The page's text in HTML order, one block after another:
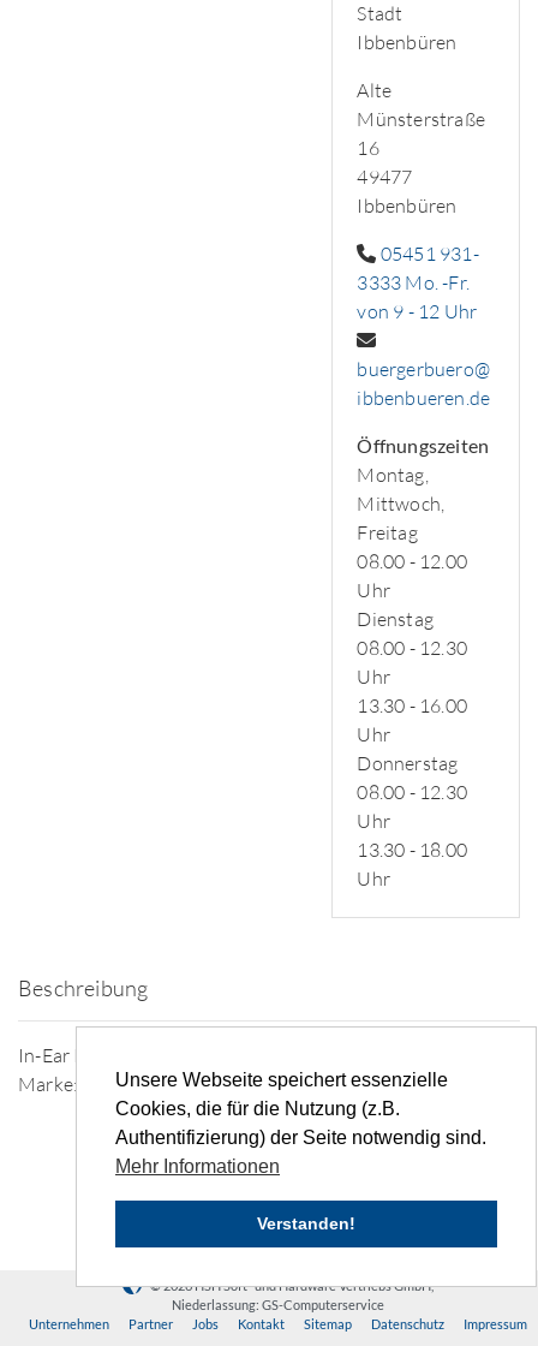
Unsere Webseite speichert essenzielle
Cookies, die für die Nutzung (z.B.
Authentifizierung) der Seite notwendig sind.
Mehr Informationen
Verstanden!
Stadt
Ibbenbüren
Alte
Münsterstraße
16
49477
Ibbenbüren
05451 931-
3333 Mo. -Fr.
von 9 - 12 Uhr
buergerbuero@
ibbenbueren.de
Öffnungszeiten
Montag,
Mittwoch,
Freitag
08.00 - 12.00
Uhr
Dienstag
08.00 - 12.30
Uhr
13.30 - 16.00
Uhr
Donnerstag
08.00 - 12.30
Uhr
13.30 - 18.00
Uhr
Beschreibung
In-Ear Kopfhörer mit Ladecase (Sonstige)
Marke: Sonstige
© 2026 HSH Soft- und Hardware Vertriebs GmbH,
Niederlassung: GS-Computerservice
Unternehmen
Partner Jobs Kontakt Sitemap Datenschutz Impressum